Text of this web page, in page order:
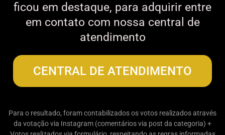
ficou em destaque, para adquirir entre
em contato com nossa central de
atendimento
CENTRAL DE ATENDIMENTO
Para o resultado, foram contabilizados os votos realizados através
da votação via Instagram (comentários via post da categoria) +